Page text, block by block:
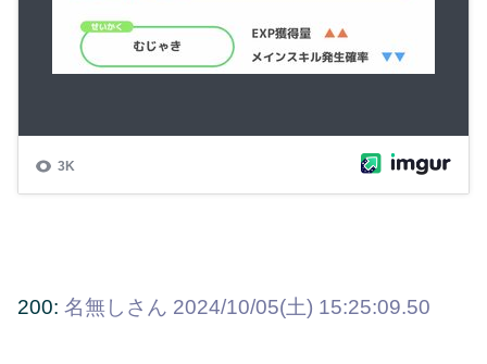
200: 名無しさん 2024/10/05(土) 15:25:09.50